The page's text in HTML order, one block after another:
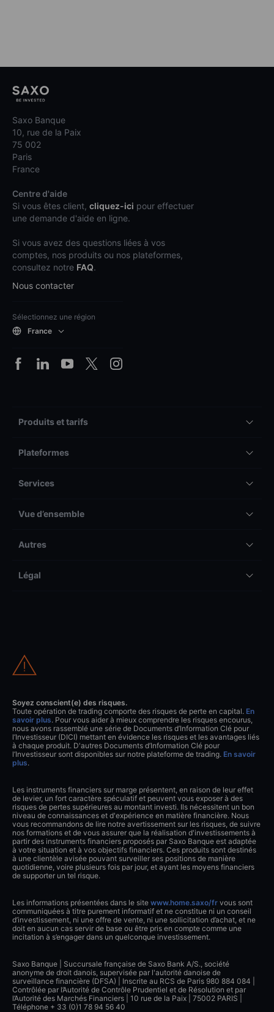
Saxo Banque
10, rue de la Paix
75 002
Paris
France
Centre d'aide
Si vous êtes client, cliquez-ici pour effectuer
une demande d'aide en ligne.
Si vous avez des questions liées à vos
comptes, nos produits ou nos plateformes,
consultez notre FAQ.
Nous contacter
Sélectionnez une région
France
Produits et tarifs
Plateformes
Services
Vue d’ensemble
Autres
Légal
Soyez conscient(e) des risques.
Toute opération de trading comporte des risques de perte en capital. En
savoir plus. Pour vous aider à mieux comprendre les risques encourus,
nous avons rassemblé une série de Documents d’Information Clé pour
l’Investisseur (DICI) mettant en évidence les risques et les avantages liés
à chaque produit. D'autres Documents d’Information Clé pour
l’Investisseur sont disponibles sur notre plateforme de trading. En savoir
plus.
Les instruments financiers sur marge présentent, en raison de leur effet
de levier, un fort caractère spéculatif et peuvent vous exposer à des
risques de pertes supérieures au montant investi. Ils nécessitent un bon
niveau de connaissances et d'expérience en matière financière. Nous
vous recommandons de lire notre avertissement sur les risques, de suivre
nos formations et de vous assurer que la réalisation d'investissements à
partir des instruments financiers proposés par Saxo Banque est adaptée
à votre situation et à vos objectifs financiers. Ces produits sont destinés
à une clientèle avisée pouvant surveiller ses positions de manière
quotidienne, voire plusieurs fois par jour, et ayant les moyens financiers
de supporter un tel risque.
Les informations présentées dans le site www.home.saxo/fr vous sont
communiquées à titre purement informatif et ne constitue ni un conseil
d’investissement, ni une offre de vente, ni une sollicitation d’achat, et ne
doit en aucun cas servir de base ou être pris en compte comme une
incitation à s’engager dans un quelconque investissement.
Saxo Banque | Succursale française de Saxo Bank A/S., société
anonyme de droit danois, supervisée par l'autorité danoise de
surveillance financière (DFSA) | Inscrite au RCS de Paris 980 884 084 |
Contrôlée par l’Autorité de Contrôle Prudentiel et de Résolution et par
l’Autorité des Marchés Financiers | 10 rue de la Paix | 75002 PARIS |
Téléphone + 33 (0)1 78 94 56 40